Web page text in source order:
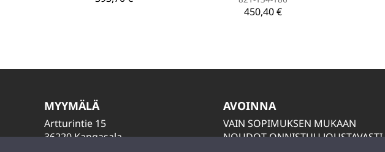
450,40 €
MYYMÄLÄ
Artturintie 15
36220 Kangasala
AVOINNA
VAIN SOPIMUKSEN MUKAAN
NOUDOT ONNISTUU JOUSTAVASTI